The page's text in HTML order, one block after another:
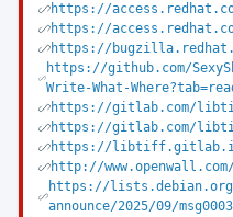
https://
https://
https://
https://github.com/
Write-What-
https://gitlab.com/
https://gitlab.com/
https://
http://
https://
announce/2025/09/